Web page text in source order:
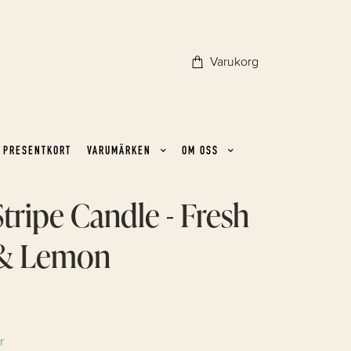
Varukorg
PRESENTKORT VARUMÄRKEN OM OSS
Candle - Fresh
Lemon